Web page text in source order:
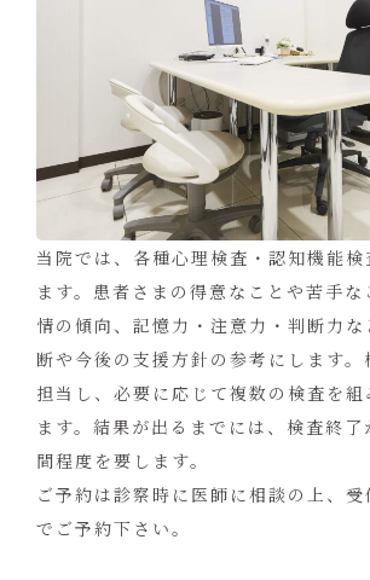
当院では、各種心理検査・認知機能検
ます。患者さまの得意なことや苦手
情の傾向、記憶力・注意力・判断力
断や今後の支援方針の参考にします。
担当し、必要に応じて複数の検査を組
ます。結果が出るまでには、検査終
間程度を要します。
ご予約は診察時に医師に相談の上、
でご予約下さい。